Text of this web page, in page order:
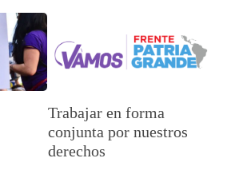
Trabajar en forma
conjunta por nuestros
derechos